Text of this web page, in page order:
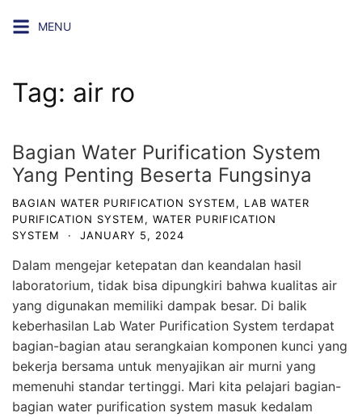
MENU
Tag: air ro
Bagian Water Purification System
Yang Penting Beserta Fungsinya
BAGIAN WATER PURIFICATION SYSTEM, LAB WATER
PURIFICATION SYSTEM, WATER PURIFICATION
SYSTEM
· JANUARY 5, 2024
Dalam mengejar ketepatan dan keandalan hasil
laboratorium, tidak bisa dipungkiri bahwa kualitas air
yang digunakan memiliki dampak besar. Di balik
keberhasilan Lab Water Purification System terdapat
bagian-bagian atau serangkaian komponen kunci yang
bekerja bersama untuk menyajikan air murni yang
memenuhi standar tertinggi. Mari kita pelajari bagian-
bagian water purification system masuk kedalam